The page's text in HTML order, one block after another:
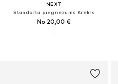
NEXT
Standarta piegriezums Krekls
No 20,00 €